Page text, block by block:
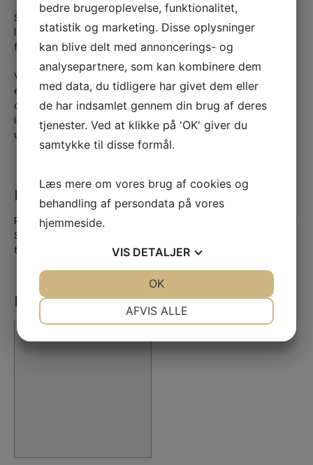
Sæberne indeholder kun naturlige ingredienser, og de er
lavet med omtanke. Derfor kan de tåles og nydes af de
fleste. Alle sæber er fremstillet ved håndkraft.
Vore sæber er fremstillet efter koldprocesmetoden, en
enkel proces der skåner miljø og materialer. Sæberne har
alle et højt indhold af naturlig glycerin, samt et vist
indhold af uforsæbet olie, der gør sæberne mindre
udtørrende end mange industrielt fremstillede sæber.
Hårvask
Rasulsæbe egner sig som ovenfor nævnt godt til hårvask.
Se i
til hårvask.
Du kunne også være interesseret i...
bedre brugeroplevelse, funktionalitet,
statistik og marketing. Disse oplysninger
kan blive delt med annoncerings- og
analysepartnere, som kan kombinere dem
med data, du tidligere har givet dem eller
de har indsamlet gennem din brug af deres
tjenester. Ved at klikke på 'OK' giver du
samtykke til disse formål.
Læs mere om vores brug af cookies og
behandling af persondata på vores
hjemmeside.
VIS DETALJER
AFVIS ALLE
OK